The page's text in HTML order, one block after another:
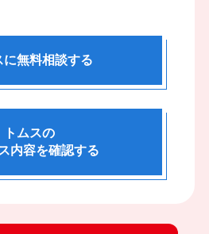
に無料相談する
トムスの
内容を確認する